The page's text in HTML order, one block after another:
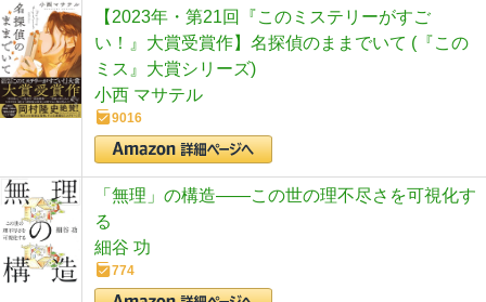
【2023年・第21回『このミステリーがすご
い！』大賞受賞作】名探偵のままでいて (『この
ミス』大賞シリーズ)
小西 マサテル
9016
「無理」の構造――この世の理不尽さを可視化す
る
細谷 功
774